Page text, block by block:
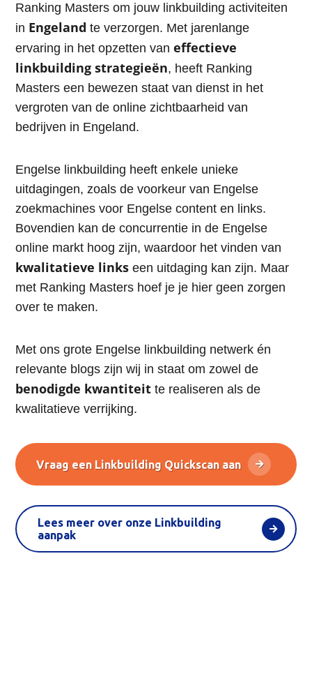
Ranking Masters om jouw linkbuilding activiteiten
in Engeland te verzorgen. Met jarenlange
ervaring in het opzetten vaneffectieve
linkbuilding strategieën, heeft Ranking
Masters een bewezen staat van dienst in het
vergroten van de online zichtbaarheid van
bedrijven in Engeland.
Engelse linkbuilding heeft enkele unieke
uitdagingen, zoals de voorkeur van Engelse
zoekmachines voor Engelse content en links.
Bovendien kan de concurrentie in de Engelse
online markt hoog zijn, waardoor het vinden van
kwalitatieve links een uitdaging kan zijn. Maar
met Ranking Masters hoef je je hier geen zorgen
over te maken.
Met ons grote Engelse linkbuilding netwerk én
relevante blogs zijn wij in staat om zowel de
benodigde kwantiteit te realiseren als de
kwalitatieve verrijking.
Vraag een Linkbuilding Quickscan aan
Lees meer over onze Linkbuilding
aanpak